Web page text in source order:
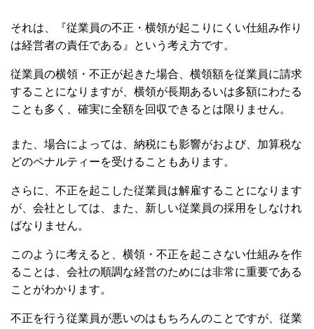
それは、『従業員の不正・横領が起こりにくい仕組み作り
は経営者の責任である』という考え方です。
従業員の横領・不正が起きた場合、横領額を従業員に請求
することになりますが、横領が長期あるいは多額にわたる
ことも多く、確実に全額を回収できるとは限りません。
また、場合によっては、納税にも影響がおよび、加算税な
どのペナルティーを受けることもあります。
さらに、不正を起こした従業員は解雇することになります
が、会社としては、また、新しい従業員の採用をしなけれ
ばなりません。
このように考えると、横領・不正を起こさない仕組みを作
ることは、会社の順調な経営のためには非常に重要である
ことがわかります。
不正を行う従業員が悪いのはもちろんのことですが、従業